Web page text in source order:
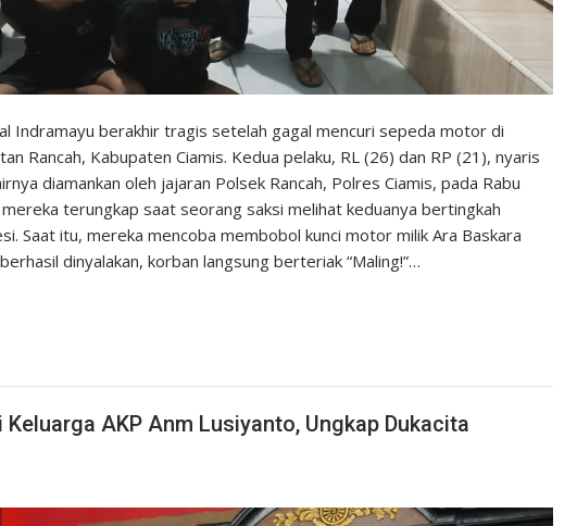
Indramayu berakhir tragis setelah gagal mencuri sepeda motor di
Rancah, Kabupaten Ciamis. Kedua pelaku, RL (26) dan RP (21), nyaris
diamankan oleh jajaran Polsek Rancah, Polres Ciamis, pada Rabu
terungkap saat seorang saksi melihat keduanya bertingkah
Saat itu, mereka mencoba membobol kunci motor milik Ara Baskara
dinyalakan, korban langsung berteriak “Maling!”…
AKP Anm Lusiyanto, Ungkap Dukacita